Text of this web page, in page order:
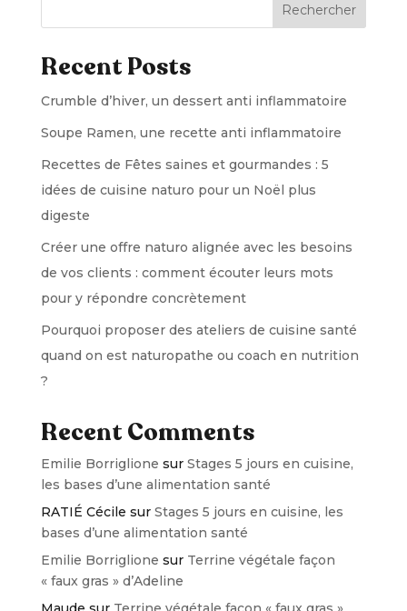
Rechercher
Recent Posts
Crumble d’hiver, un dessert anti inflammatoire
Soupe Ramen, une recette anti inflammatoire
Recettes de Fêtes saines et gourmandes : 5
idées de cuisine naturo pour un Noël plus
digeste
Créer une offre naturo alignée avec les besoins
de vos clients : comment écouter leurs mots
pour y répondre concrètement
Pourquoi proposer des ateliers de cuisine santé
quand on est naturopathe ou coach en nutrition
?
Recent Comments
Emilie Borriglione sur Stages 5 jours en cuisine,
les bases d’une alimentation santé
RATIÉ Cécile sur Stages 5 jours en cuisine, les
bases d’une alimentation santé
Emilie Borriglione sur Terrine végétale façon
« faux gras » d’Adeline